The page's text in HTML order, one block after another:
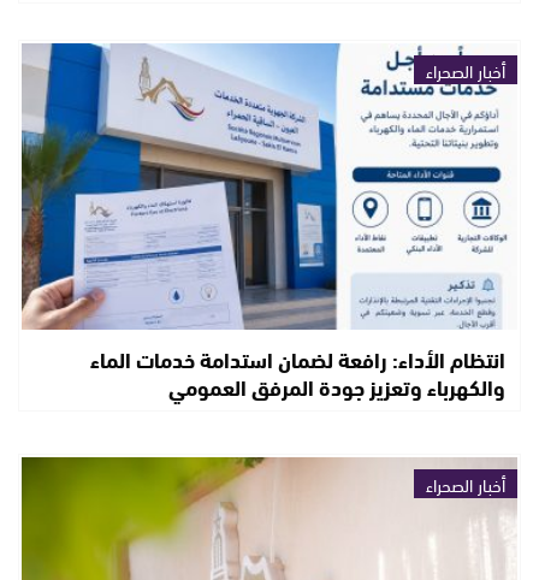
أخبار الصحراء
انتظام الأداء: رافعة لضمان استدامة خدمات الماء
والكهرباء وتعزيز جودة المرفق العمومي
أخبار الصحراء